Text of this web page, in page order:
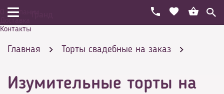
О компании
Контакты
Главная Торты свадебные на заказ
Изумительные торты на